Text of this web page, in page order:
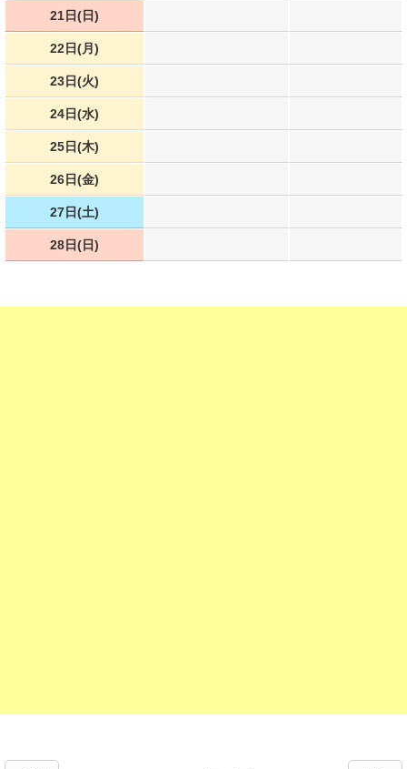
21日(日)
22日(月)
23日(火)
24日(水)
25日(木)
26日(金)
27日(土)
28日(日)